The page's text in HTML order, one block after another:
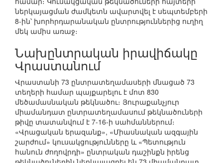
ներկայացման ժամկետն ավարտվել է սեպտեմբերի
8-ին՝ խորհրդարանական ընտրություններից ուղիղ
մեկ ամիս առաջ։
Նախընտրական իրավիճակը
Վրաստանում
Վրաստանի 73 ընտրատեղամասերի մնացած 73
տեղերի համար պայքարելու է մոտ 830
մեծամասնական թեկնածու։ Յուրաքանչյուր
միամանդատ ընտրատեղամասում թեկնածուների
թիվը տատանվում է 7-16-ի սահմաններում։
«Վրացական երազանք», «Միասնական ազգային
շարժում» կուսակցությունները և «Պետություն
հանուն ժողովրդի» ընտրական դաշինքն իրենց